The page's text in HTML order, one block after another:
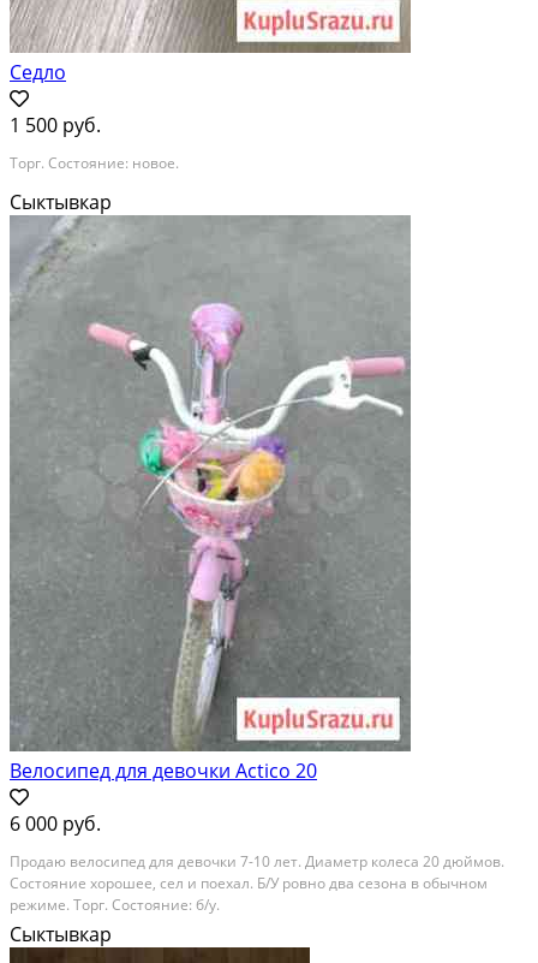
Седло
1 500 руб.
Торг. Состояние: новое.
Сыктывкар
Велосипед для девочки Actico 20
6 000 руб.
Продаю велосипед для девочки 7-10 лет. Диаметр колеса 20 дюймов.
Состояние хорошее, сел и поехал. Б/У ровно два сезона в обычном
режиме. Торг. Состояние: б/у.
Сыктывкар